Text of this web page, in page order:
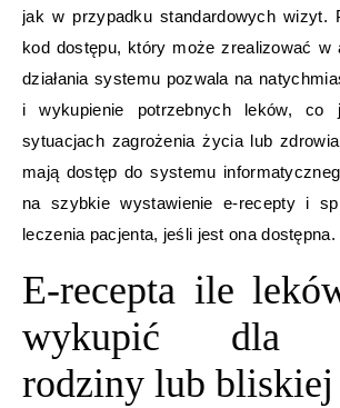
jak w przypadku standardowych wizyt.
kod dostępu, który może zrealizować w
działania systemu pozwala na
i wykupienie potrzebnych leków, co
sytuacjach zagrożenia życia lub
mają dostęp do systemu
na szybkie wystawienie e-recepty i
leczenia pacjenta, jeśli jest ona dostępna.
E-recepta ile
wykupić dla
rodziny lub bliskiej